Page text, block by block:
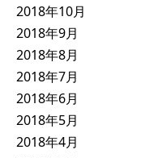
2018年10月
2018年9月
2018年8月
2018年7月
2018年6月
2018年5月
2018年4月